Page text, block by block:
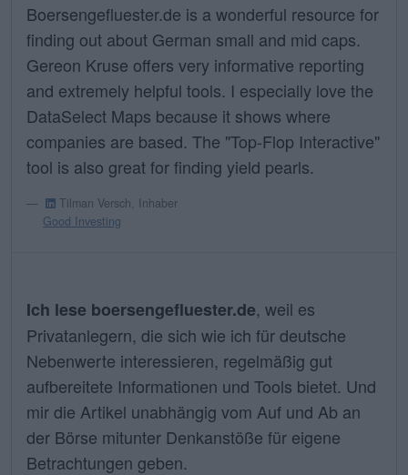
Boersengefluester.de is a wonderful resource for
finding out about German small and mid caps.
Gereon Kruse offers very informative reporting
and extremely helpful tools. I especially love the
DataSelect Maps because it shows where
companies are based. The "Top-Flop Interactive"
tool is also great for finding yield pearls.
Tilman Versch, Inhaber
Good Investing
Ich lese boersengefluester.de, weil es
Privatanlegern, die sich wie ich für deutsche
Nebenwerte interessieren, regelmäßig gut
aufbereitete Informationen und Tools bietet. Und
mir die Artikel unabhängig vom Auf und Ab an
der Börse mitunter Denkanstöße für eigene
Betrachtungen geben.